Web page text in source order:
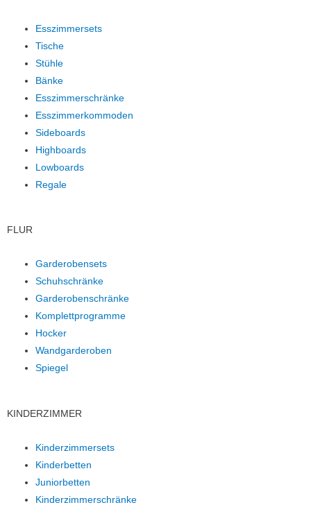
Esszimmersets
Tische
Stühle
Bänke
Esszimmerschränke
Esszimmerkommoden
Sideboards
Highboards
Lowboards
Regale
FLUR
Garderobensets
Schuhschränke
Garderobenschränke
Komplettprogramme
Hocker
Wandgarderoben
Spiegel
KINDERZIMMER
Kinderzimmersets
Kinderbetten
Juniorbetten
Kinderzimmerschränke